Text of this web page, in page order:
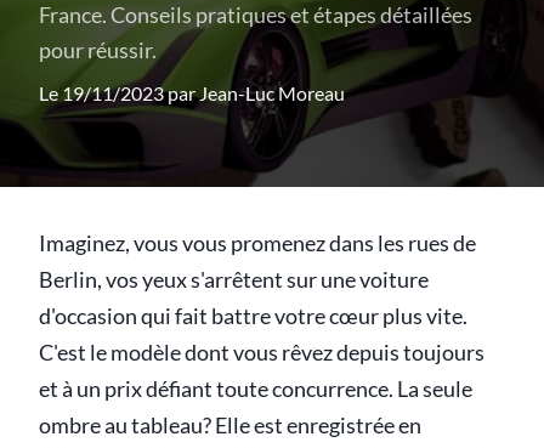
France. Conseils pratiques et étapes détaillées
pour réussir.
Le 19/11/2023 parJean-Luc Moreau
Imaginez, vous vous promenez dans les rues de
Berlin, vos yeux s'arrêtent sur une voiture
d'occasion qui fait battre votre cœur plus vite.
C'est le modèle dont vous rêvez depuis toujours
et à un prix défiant toute concurrence. La seule
ombre au tableau? Elle est enregistrée en